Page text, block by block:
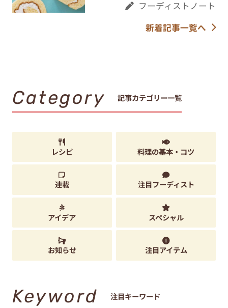
フーディストノート
新着記事一覧へ
Category 記事カテゴリー一覧
レシピ 料理の基本・コツ
連載 注目フーディスト
アイデア スペシャル
お知らせ 注目アイテム
Keyword 注目キーワード